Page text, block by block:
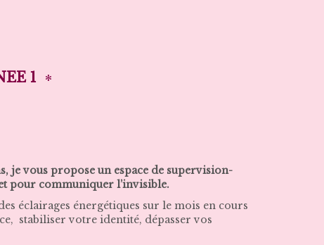
1
je vous propose un espace de supervision-
pour communiquer l’invisible.
éclairages énergétiques sur le mois en cours
stabiliser votre identité, dépasser vos